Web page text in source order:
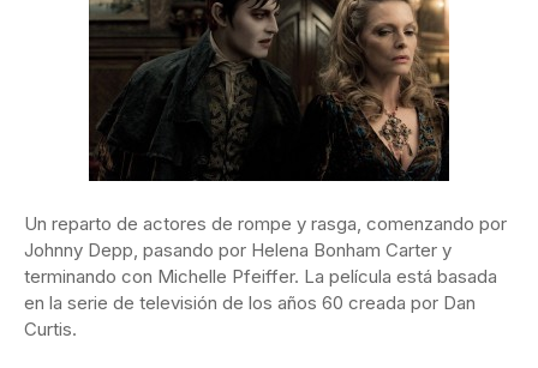
Un reparto de actores de rompe y rasga, comenzando por
Johnny Depp, pasando por Helena Bonham Carter y
terminando con Michelle Pfeiffer. La película está basada
en la serie de televisión de los años 60 creada por Dan
Curtis.